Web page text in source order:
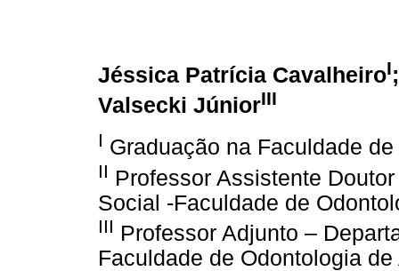
Jéssica Patrícia CavalheiroI
Valsecki JúniorIII
I Graduação na Faculdade
II Professor Assistente
Social -Faculdade de
III Professor Adjunto –
Faculdade de Odontologia